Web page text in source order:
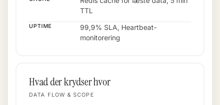
TTL
UPTIME
99,9% SLA, Heartbeat-
monitorering
Hvad der krydser hvor
DATA FLOW & SCOPE